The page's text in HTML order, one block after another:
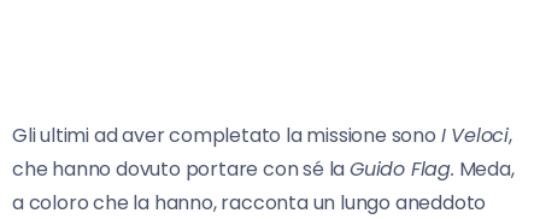
Gli ultimi ad aver completato la missione sono I Veloci,
che hanno dovuto portare con sé laGuido Flag. Meda,
a coloro che la hanno, racconta un lungo aneddoto